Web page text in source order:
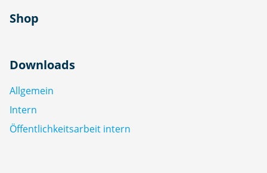
Shop
Downloads
Allgemein
Intern
Öffentlichkeitsarbeit intern